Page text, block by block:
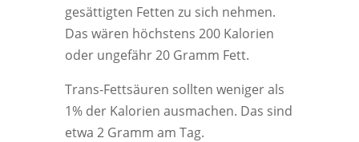
gesättigten Fetten zu sich nehmen.
Das wären höchstens 200 Kalorien
oder ungefähr 20 Gramm Fett.
Trans-Fettsäuren sollten weniger als
1% der Kalorien ausmachen. Das sind
etwa 2 Gramm am Tag.